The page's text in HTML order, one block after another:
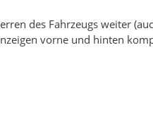
des Fahrzeugs weiter
vorne und hinten